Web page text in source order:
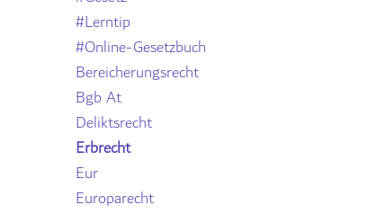
#lerntip
#online-Gesetzbuch
Bereicherungsrecht
Bgb At
Deliktsrecht
Erbrecht
Eur
Europarecht